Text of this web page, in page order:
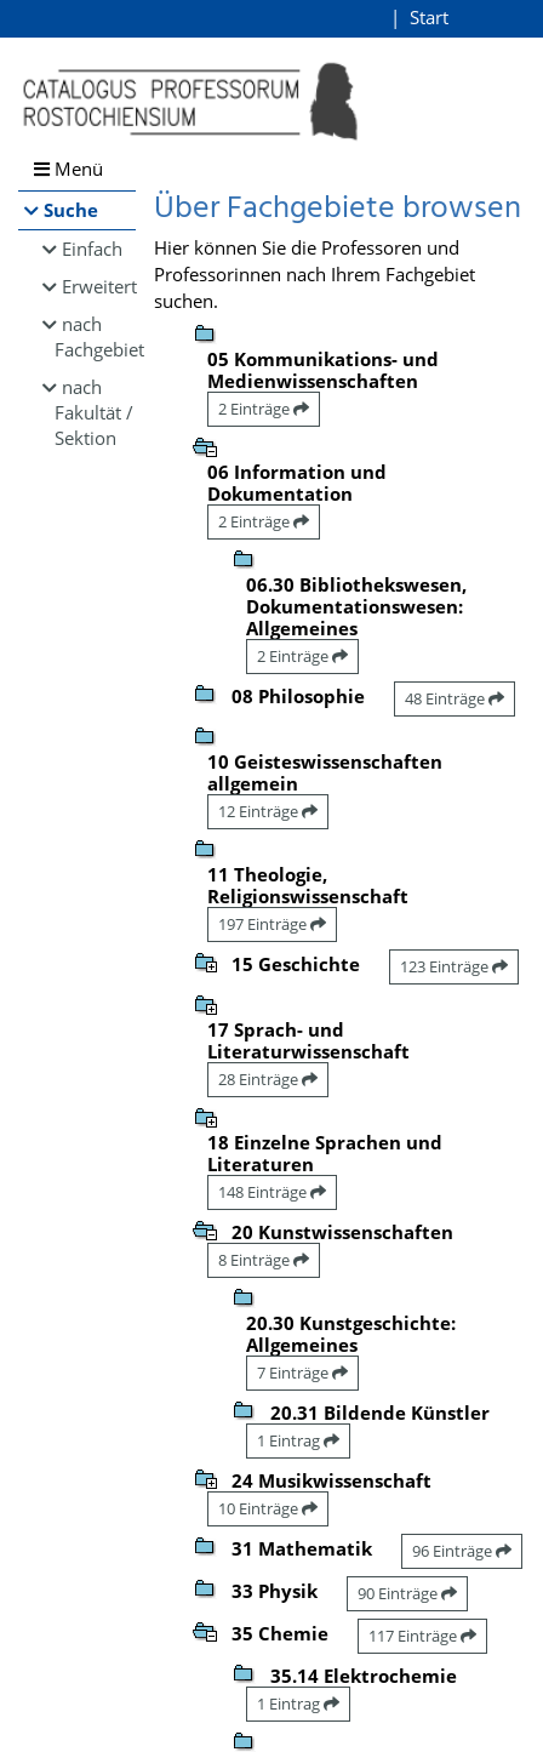
Browsen
direkt zum Inhalt
Start
Menü
Suche
Einfach
Erweitert
nach
Fachgebiet
nach
Fakultät /
Sektion
Über Fachgebiete browsen
Hier können Sie die Professoren und
Professorinnen nach Ihrem Fachgebiet
suchen.
05 Kommunikations- und
Medienwissenschaften
2 Einträge
06 Information und
Dokumentation
2 Einträge
06.30 Bibliothekswesen,
Dokumentationswesen:
Allgemeines
2 Einträge
08 Philosophie 48 Einträge
10 Geisteswissenschaften
allgemein
12 Einträge
11 Theologie,
Religionswissenschaft
197 Einträge
15 Geschichte 123 Einträge
17 Sprach- und
Literaturwissenschaft
28 Einträge
18 Einzelne Sprachen und
Literaturen
148 Einträge
20 Kunstwissenschaften
8 Einträge
20.30 Kunstgeschichte:
Allgemeines
7 Einträge
20.31 Bildende Künstler
1 Eintrag
24 Musikwissenschaft
10 Einträge
31 Mathematik 96 Einträge
33 Physik 90 Einträge
35 Chemie 117 Einträge
35.14 Elektrochemie
1 Eintrag